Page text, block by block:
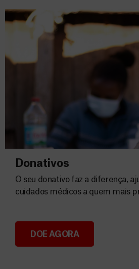
Donativos
Donativos
O seu donativo faz a diferença,
cuidados médicos a quem mais
DOE AGORA